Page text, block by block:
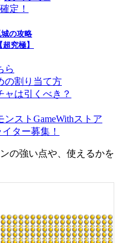
定！
の攻略
究極】
ら
の割り当て方
ャは引くべき？
ストGameWithストア
ター募集！
の強い点や、使えるかを